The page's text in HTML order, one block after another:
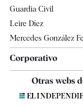
Guardia Civil
Leire Díez
Mercedes González
Corporativo
Contacto
Otras webs